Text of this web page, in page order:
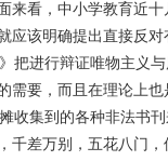
来看，中小学教育近
应该明确提出直接反对
把进行辩证唯物主义
需要，而且在理论上也
收集到的各种非法书
千差万别，五花八门